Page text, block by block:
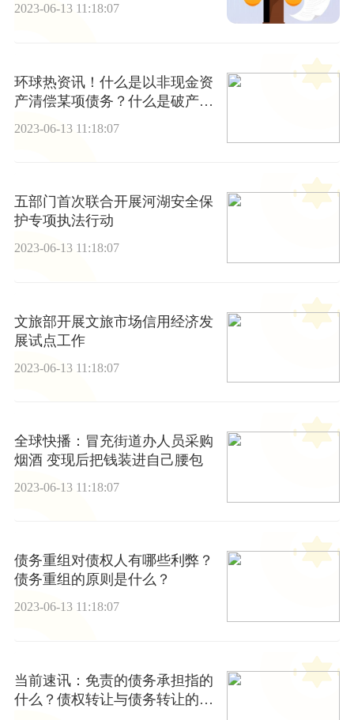
2023-06-13 11:18:07
环球热资讯！什么是以非现金资
产清偿某项债务？什么是破产偿
2023-06-13 11:18:07
五部门首次联合开展河湖安全保
护专项执法行动
2023-06-13 11:18:07
文旅部开展文旅市场信用经济发
展试点工作
2023-06-13 11:18:07
全球快播：冒充街道办人员采购
烟酒 变现后把钱装进自己腰包
2023-06-13 11:18:07
债务重组对债权人有哪些利弊？
债务重组的原则是什么？
2023-06-13 11:18:07
当前速讯：免责的债务承担指的
什么？债权转让与债务转让的不